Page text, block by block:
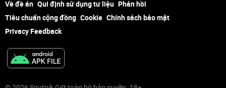
Về đề án Qui định sử dụng tư liệu Phản hồi
Tiêu chuẩn cộng đồng Cookie Chính sách bảo mật
Privacy Feedback